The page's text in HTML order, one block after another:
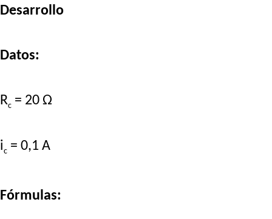
Desarrollo
Datos:
Rc = 20 Ω
ic = 0,1 A
Fórmulas: